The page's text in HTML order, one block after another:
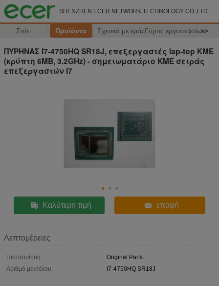
SHENZHEN ECER NETWORK TECHNOLOGY CO.,LTD
Σπίτι Προϊόντα Σχετικά με εμάςΓύρος εργοστασίων
>>
ΠΥΡΗΝΑΣ I7-4750HQ SR18J, επεξεργαστές lap-top ΚΜΕ
(κρύπτη 6MB, 3.2GHz) - σημειωματάριο ΚΜΕ σειράς
επεξεργαστών I7
Καλύτερη τιμή επαφή
Λεπτομέρειες
Πιστοποίηση:
Original Parts
Αριθμό μοντέλου:
I7-4750HQ SR18J